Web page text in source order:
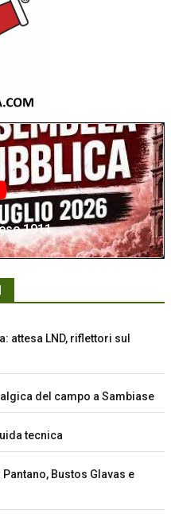
1911
attesa LND, riflettori sul
del campo a Sambiase
tecnica
Bustos Glavas e